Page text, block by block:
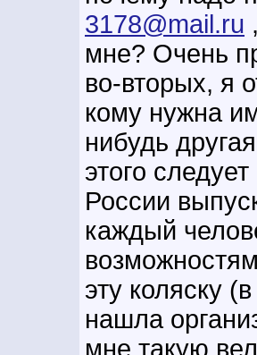
3178@mail.ru
мне? Очень
во-вторых, я
кому нужна
нибудь
этого
России
каждый
эту коляску
нашла
мне такую